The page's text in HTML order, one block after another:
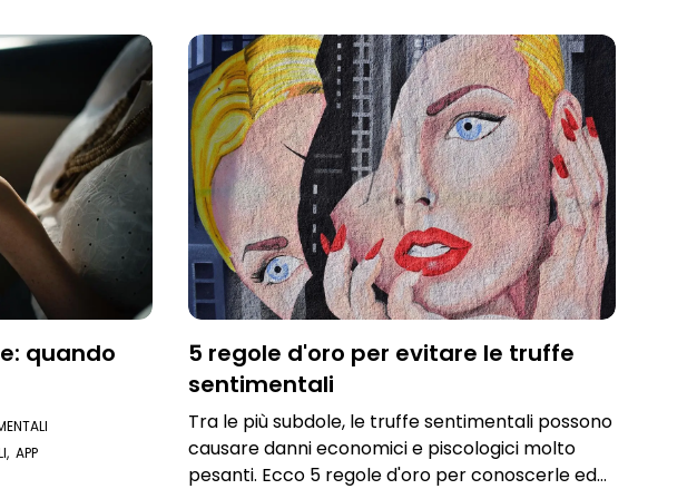
quando
, APP
5 regole d'oro per evitare le truffe
sentimentali
Tra le più subdole, le truffe sentimentali possono
causare danni economici e piscologici molto
pesanti. Ecco 5 regole d'oro per conoscerle ed